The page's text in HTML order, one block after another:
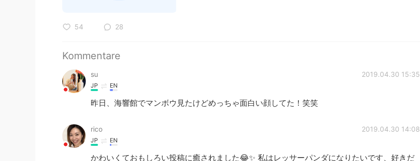
54 28
Kommentare
su 2019.04.30 15:35
JP EN
昨日、海響館でマンボウ見たけどめっちゃ面白い顔してた！笑笑
rico 2019.04.30 14:08
JP EN
かわいくておもしろい投稿に癒されました😂✨ 私はレッサーパンダになりたいです、好きだ